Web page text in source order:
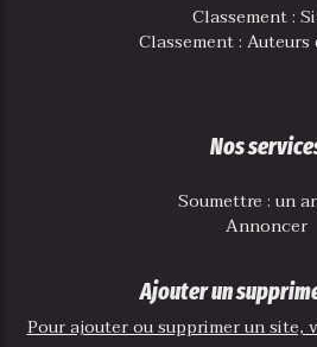
Classement :
Classement : Auteurs
Nos
Soumettre : un
Annoncer
Ajouter un
Pour ajouter ou supprimer un site,